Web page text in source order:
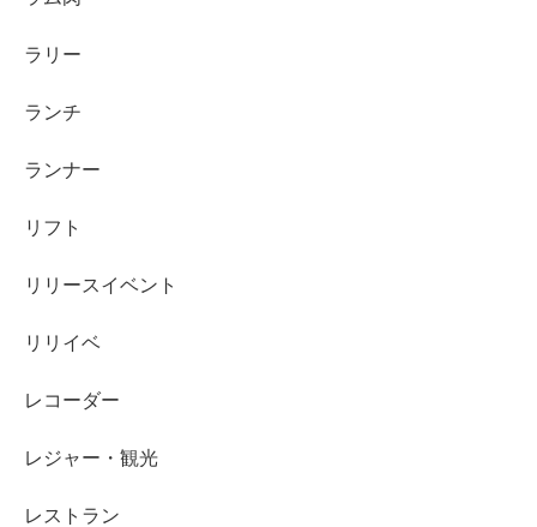
ラリー
ランチ
ランナー
リフト
リリースイベント
リリイベ
レコーダー
レジャー・観光
レストラン